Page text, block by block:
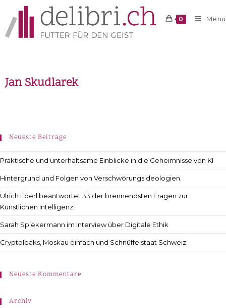
0 Menü
Jan Skudlarek
Neueste Beiträge
Praktische und unterhaltsame Einblicke in die Geheimnisse von KI
Hintergrund und Folgen von Verschwörungsideologien
Ulrich Eberl beantwortet 33 der brennendsten Fragen zur
Künstlichen Intelligenz
Sarah Spiekermann im Interview über Digitale Ethik
Cryptoleaks, Moskau einfach und Schnüffelstaat Schweiz
Neueste Kommentare
Archiv